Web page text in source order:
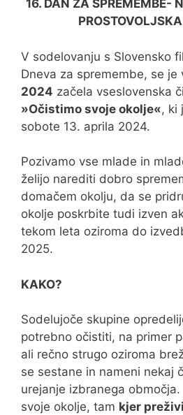
16. DAN ZA SPREMEMBE-
V sodelovanju s Slovensko
Dneva za spremembe, se je
2024 začela vseslovenska
»Očistimo svoje okolje«, ki
sobote 13. aprila 2024.
Pozivamo vse mlade in
želijo narediti dobro
domačem okolju, da se
okolje poskrbite tudi izven
tekom leta oziroma do
2025.
KAKO?
Sodelujoče skupine
potrebno očistiti, na primer
ali rečno strugo oziroma
se sestane in nameni nekaj
urejanje izbranega
svoje okolje, tam kjer